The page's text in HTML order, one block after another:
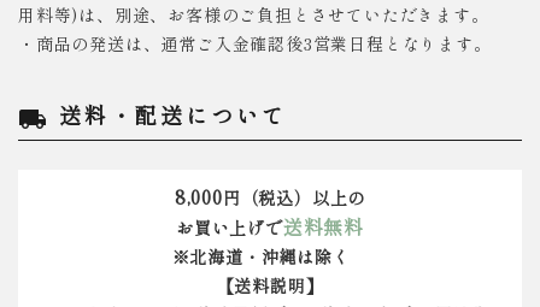
用料等)は、別途、お客様のご負担とさせていただきます。
・商品の発送は、通常ご入金確認後3営業日程となります。
local_shipping 送料・配送について
8,000円（税込）以上の
お買い上げで送料無料
※北海道・沖縄は除く
【送料説明】